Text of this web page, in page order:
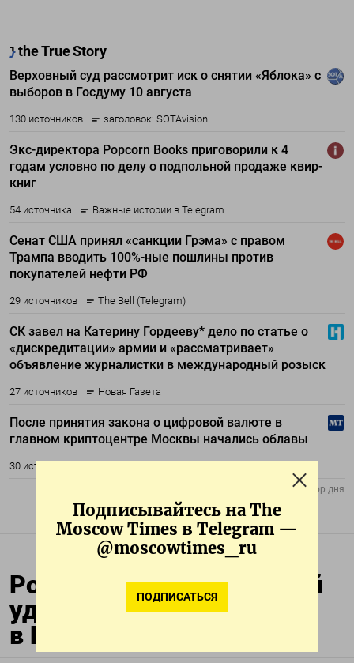
Подписывайтесь на The
Moscow Times в Telegram —
@moscowtimes_ru
ПОДПИСАТЬСЯ
Россия нанесла ракетный
удар по гостинице
в Кривом Роге